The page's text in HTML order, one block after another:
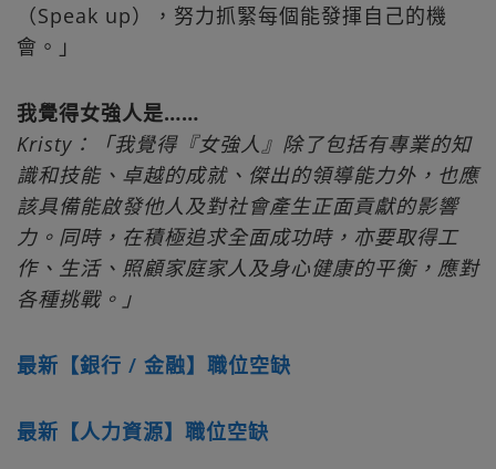
（Speak up），努力抓緊每個能發揮自己的機
會。」
我覺得女強人是……
Kristy：「我覺得『女強人』除了包括有專業的知
識和技能、卓越的成就、傑出的領導能力外，也應
該具備能啟發他人及對社會產生正面貢獻的影響
力。同時，在積極追求全面成功時，亦要取得工
作、生活、照顧家庭家人及身心健康的平衡，應對
各種挑戰。」
最新【銀行 / 金融】職位空缺
最新【人力資源】職位空缺